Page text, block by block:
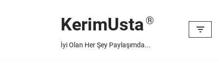
KerimUsta
İyi Olan Her Şey Paylaşımda...